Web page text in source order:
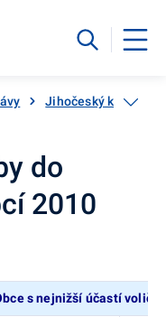
Jihočeský kraj
do
2010
s nejnižší účastí voličů: